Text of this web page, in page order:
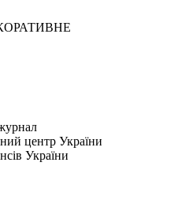
центр України
України